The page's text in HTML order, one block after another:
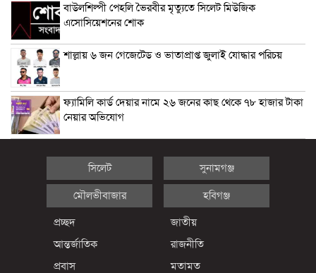
বাউলশিল্পী পেহলি ভৈরবীর মৃত্যুতে সিলেট মিউজিক
এসোসিয়েশনের শোক
শাল্লায় ৬ জন গেজেটেড ও ভাতাপ্রাপ্ত জুলাই যোদ্ধার পরিচয়
ফ্যামিলি কার্ড দেয়ার নামে ২৬ জনের কাছ থেকে ৭৮ হাজার টাকা
নেয়ার অভিযোগ
সিলেট সুনামগঞ্জ
মৌলভীবাজার হবিগঞ্জ
প্রচ্ছদ
জাতীয়
আন্তর্জাতিক
রাজনীতি
প্রবাস
মতামত